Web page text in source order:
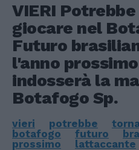
VIERI
giocare nel
Futuro
l'anno
indosserà la
Botafogo Sp.
vieri potrebbe
botafogo
futuro
prossimo
lattaccante